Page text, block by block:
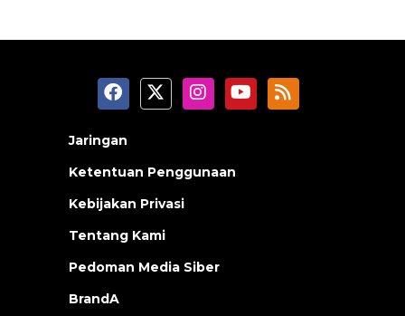
Jaringan
Ketentuan Penggunaan
Kebijakan Privasi
Tentang Kami
Pedoman Media Siber
BrandA